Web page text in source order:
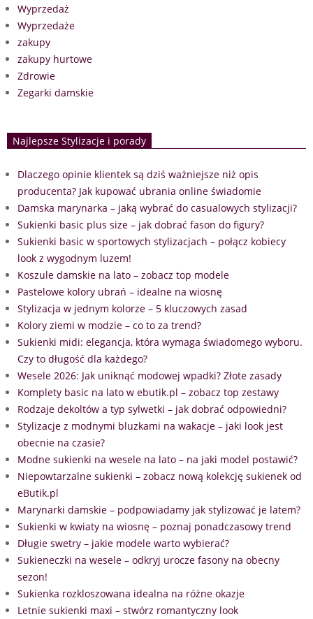
Wyprzedaż
Wyprzedaże
zakupy
zakupy hurtowe
Zdrowie
Zegarki damskie
Najlepsze Stylizacje i porady
Dlaczego opinie klientek są dziś ważniejsze niż opis
producenta? Jak kupować ubrania online świadomie
Damska marynarka – jaką wybrać do casualowych stylizacji?
Sukienki basic plus size – jak dobrać fason do figury?
Sukienki basic w sportowych stylizacjach – połącz kobiecy
look z wygodnym luzem!
Koszule damskie na lato – zobacz top modele
Pastelowe kolory ubrań – idealne na wiosnę
Stylizacja w jednym kolorze – 5 kluczowych zasad
Kolory ziemi w modzie – co to za trend?
Sukienki midi: elegancja, która wymaga świadomego wyboru.
Czy to długość dla każdego?
Wesele 2026: Jak uniknąć modowej wpadki? Złote zasady
Komplety basic na lato w ebutik.pl – zobacz top zestawy
Rodzaje dekoltów a typ sylwetki – jak dobrać odpowiedni?
Stylizacje z modnymi bluzkami na wakacje – jaki look jest
obecnie na czasie?
Modne sukienki na wesele na lato – na jaki model postawić?
Niepowtarzalne sukienki – zobacz nową kolekcję sukienek od
eButik.pl
Marynarki damskie – podpowiadamy jak stylizować je latem?
Sukienki w kwiaty na wiosnę – poznaj ponadczasowy trend
Długie swetry – jakie modele warto wybierać?
Sukieneczki na wesele – odkryj urocze fasony na obecny
sezon!
Sukienka rozkloszowana idealna na różne okazje
Letnie sukienki maxi – stwórz romantyczny look